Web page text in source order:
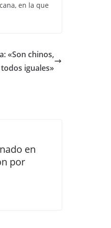
en la que
«Son chinos,
iguales»
en
por